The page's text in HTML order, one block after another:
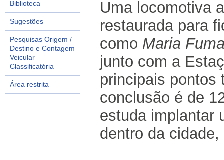
Biblioteca
Sugestões
Pesquisas Origem /
Destino e Contagem
Veicular
Classificatória
Área restrita
Uma locomotiva
restaurada para
como Maria
junto com a
principais pontos
conclusão é de
estuda implantar
dentro da